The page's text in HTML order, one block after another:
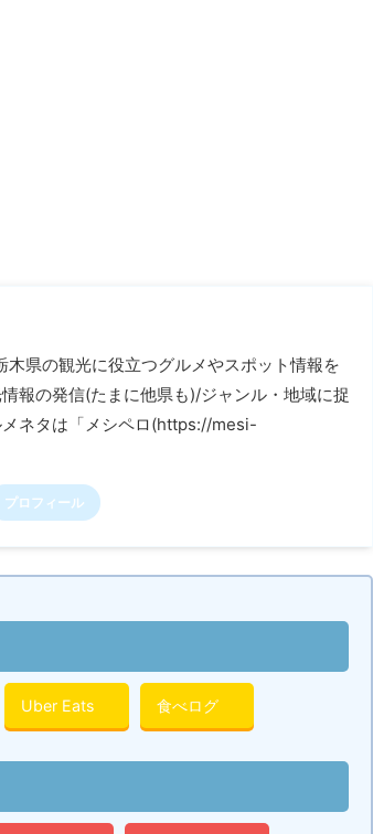
県の観光に役立つグルメやスポット情報を
報の発信(たまに他県も)/ジャンル・地域に捉
ネタは「メシペロ(https://mesi-
プロフィール
Uber Eats 食べログ